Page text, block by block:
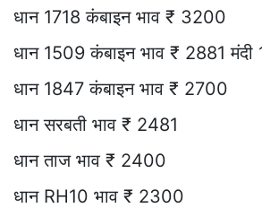
धान 1718 कंबाइन भाव ₹ 3200
धान 1509 कंबाइन भाव ₹ 2881 मंदी
धान 1847 कंबाइन भाव ₹ 2700
धान सरबती भाव ₹ 2481
धान ताज भाव ₹ 2400
धान RH10 भाव ₹ 2300